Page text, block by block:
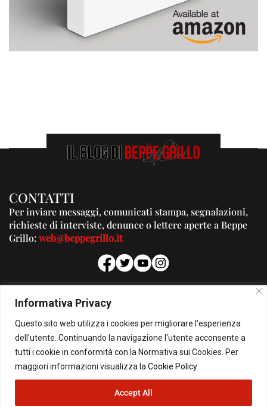
Informativa Privacy
Questo sito web utilizza i cookies per migliorare l'esperienza
dell'utente. Continuando la navigazione l'utente acconsente a
tutti i cookie in conformità con la Normativa sui Cookies. Per
maggiori informazioni visualizza la Cookie Policy
Accept All
CONTATTI
Per inviare messaggi, comunicati stampa, segnalazioni,
richieste di interviste, denunce o lettere aperte a Beppe
Grillo:web@beppegrillo.it
PUBBLICITA'
Per la tua pubblicità su questo Blog:
pubblicita@beppegrillo.it
© Copyright 2026 - Il Blog di Beppe Grillo. All Rights Reserved - Powered by